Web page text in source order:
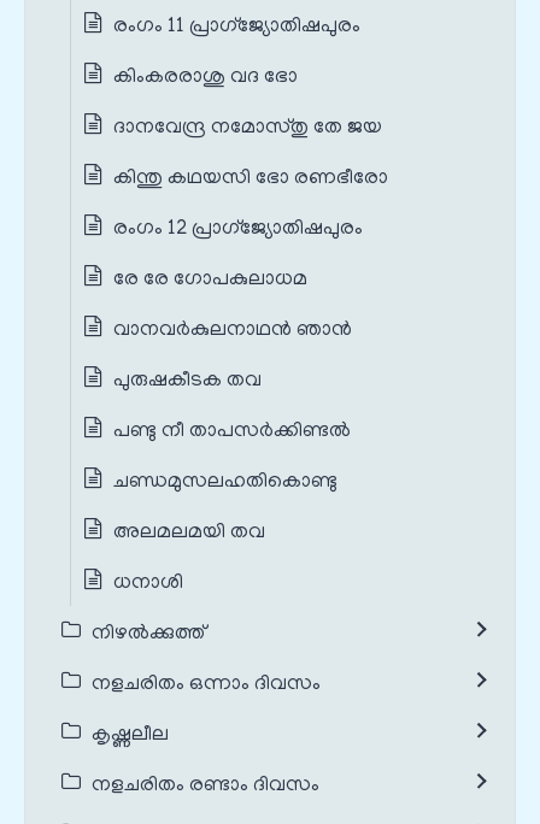
രംഗം 11 പ്രാഗ്ജ്യോതിഷപുരം
കിംകരരാശു വദ ഭോ
ദാനവേന്ദ്ര നമോസ്തു തേ ജയ
കിന്തു കഥയസി ഭോ രണഭീരോ
രംഗം 12 പ്രാഗ്ജ്യോതിഷപുരം
രേ രേ ഗോപകുലാധമ
വാനവർകുലനാഥൻ ഞാൻ
പുരുഷകീടക തവ
പണ്ടു നീ താപസർക്കിണ്ടൽ
ചണ്ഡമുസലഹതികൊണ്ടു
അലമലമയി തവ
ധനാശി
നിഴൽക്കുത്ത്
നളചരിതം ഒന്നാം ദിവസം
കൃഷ്ണലീല
നളചരിതം രണ്ടാം ദിവസം